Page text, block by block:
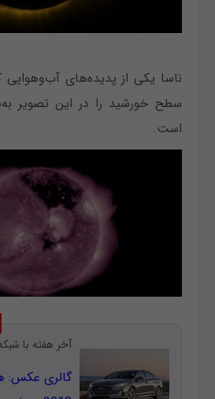
ناسا یکی از پدیده‌های آب‌وهوایی
سطح خورشید را در این تصویر
است.
آخر هفته با
گالری عکس: